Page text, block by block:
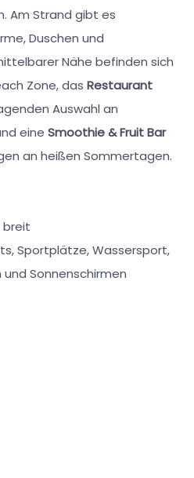
Am Strand gibt es
Duschen und
Nähe befinden sich
Zone, das Restaurant
Auswahl an
eine Smoothie & Fruit Bar
an heißen Sommertagen.
breit
Sportplätze, Wassersport,
Sonnenschirmen